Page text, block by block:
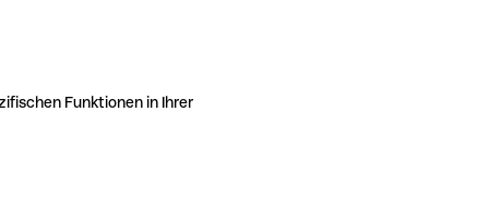
Funktionen in Ihrer